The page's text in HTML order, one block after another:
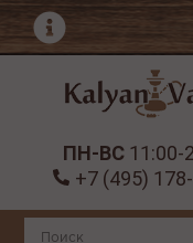
ПН-ВС 11:00-
+7 (495)